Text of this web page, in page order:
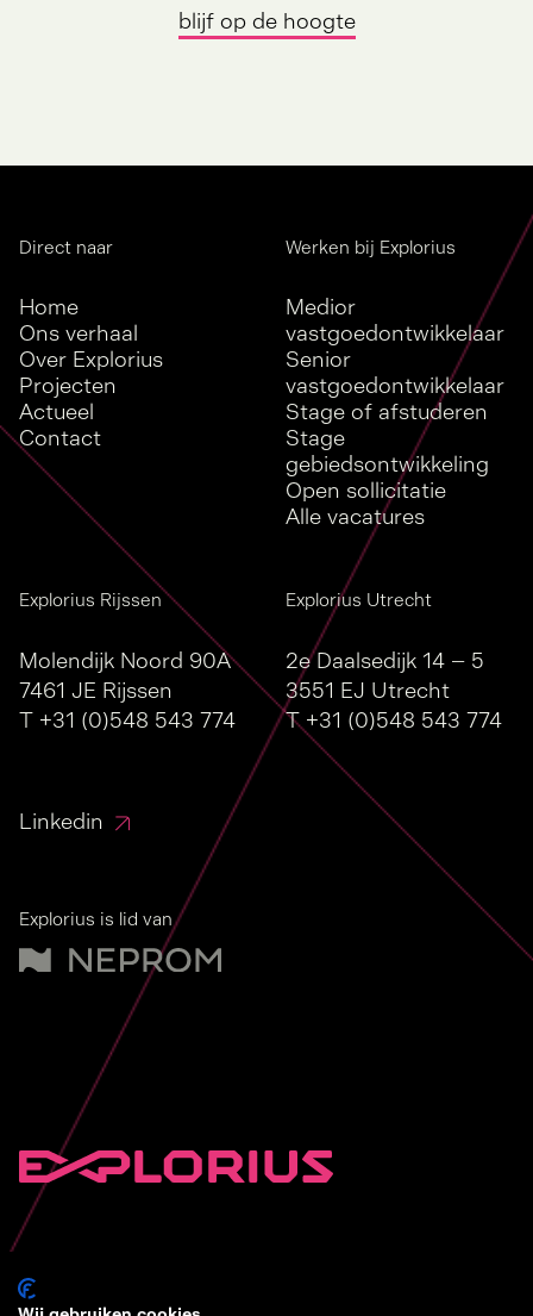
blijf op de hoogte
Direct naar
Home
Ons verhaal
Over Explorius
Projecten
Actueel
Contact
Werken bij Explorius
Medior
vastgoedontwikkelaar
Senior
vastgoedontwikkelaar
Stage of afstuderen
Stage
gebiedsontwikkeling
Open sollicitatie
Alle vacatures
Explorius Rijssen
Molendijk Noord 90A
7461 JE Rijssen
T +31 (0)548 543 774
Explorius Utrecht
2e Daalsedijk 14 – 5
3551 EJ Utrecht
T+31 (0)548 543 774
Linkedin
Explorius is lid van